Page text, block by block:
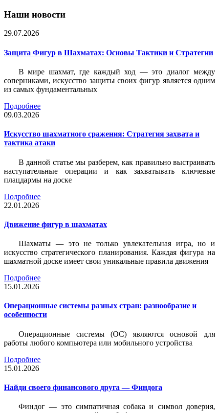
Наши новости
29.07.2026
Защита Фигур в Шахматах: Основы Тактики и Стратегии
В мире шахмат, где каждый ход — это диалог между
соперниками, искусство защиты своих фигур является одним
из самых фундаментальных
Подробнее
09.03.2026
Искусство шахматного сражения: Стратегия захвата и
тактика атаки
В данной статье мы разберем, как правильно выстраивать
наступательные операции и как захватывать ключевые
плацдармы на доске
Подробнее
22.01.2026
Движение фигур в шахматах
Шахматы — это не только увлекательная игра, но и
искусство стратегического планирования. Каждая фигура на
шахматной доске имеет свои уникальные правила движения
Подробнее
15.01.2026
Операционные системы разных стран: разнообразие и
особенности
Операционные системы (ОС) являются основой для
работы любого компьютера или мобильного устройства
Подробнее
15.01.2026
Найди своего финансового друга — Финдога
Финдог — это симпатичная собака и символ доверия,